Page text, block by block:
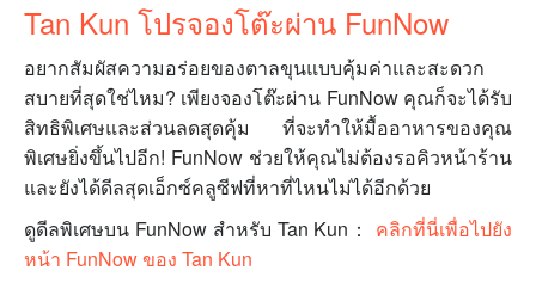
Tan Kun โปรจองโต๊ะผ่าน FunNow
อยากสัมผัสความอร่อยของตาลขุนแบบคุ้มค่าและสะดวก
สบายที่สุดใช่ไหม? เพียงจองโต๊ะผ่าน FunNow คุณก็จะได้รับ
สิทธิพิเศษและส่วนลดสุดคุ้ม ที่จะทำให้มื้ออาหารของคุณ
พิเศษยิ่งขึ้นไปอีก! FunNow ช่วยให้คุณไม่ต้องรอคิวหน้าร้าน
และยังได้ดีลสุดเอ็กซ์คลูซีฟที่หาที่ไหนไม่ได้อีกด้วย
ดูดีลพิเศษบน FunNow สำหรับ Tan Kun： คลิกที่นี่เพื่อไปยัง
หน้า FunNow ของ Tan Kun